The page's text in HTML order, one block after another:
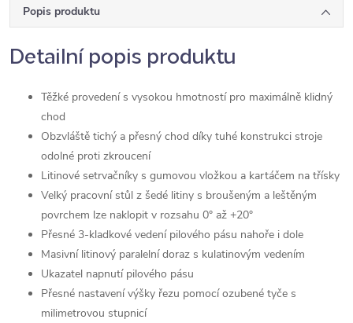
Popis produktu
Detailní popis produktu
Těžké provedení s vysokou hmotností pro maximálně klidný
chod
Obzvláště tichý a přesný chod díky tuhé konstrukci stroje
odolné proti zkroucení
Litinové setrvačníky s gumovou vložkou a kartáčem na třísky
Velký pracovní stůl z šedé litiny s broušeným a leštěným
povrchem lze naklopit v rozsahu 0° až +20°
Přesné 3-kladkové vedení pilového pásu nahoře i dole
Masivní litinový paralelní doraz s kulatinovým vedením
Ukazatel napnutí pilového pásu
Přesné nastavení výšky řezu pomocí ozubené tyče s
milimetrovou stupnicí